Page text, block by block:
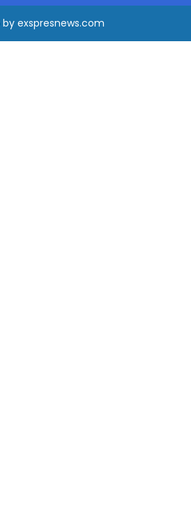
by exspresnews.com